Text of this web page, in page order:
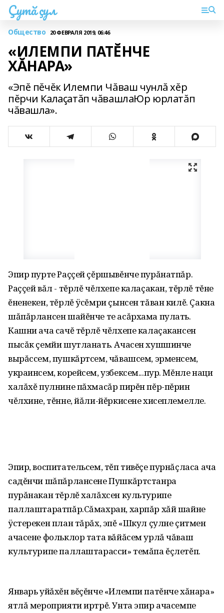
Çутă çул
Общество 20 ФЕВРАЛЯ 2019, 06:46
«ИЛЕМПИ ПАТĔНЧЕ
ХĂНАРА»
«Эпĕ пĕчĕк Илемпи Чăваш чунлă хĕр
пĕрчи Калаçатăп чăвашлаЮр юрлатăп
чăвашла».
Эпир пурте Раççей çĕршывĕнче пурăнатпăр.
Раççей вăл - тĕрлĕ чĕлхепе калаçакан‚ тĕрлĕ тĕне
ĕненекен, тĕрлĕ ÿсĕмри çынсен тăван килĕ. Çакна
шăпăрлансен шайĕнче те асăрхама пулать.
Кашни ача сачĕ тĕрлĕ чĕлхепе калаçакансен
пысăк çемйи шутланать. Ачасен хушшинче
вырăссем‚ пушкăртсем‚ чăвашсем‚ эрменсем‚
украинсем‚ корейсем‚ узбексем...пур. Мĕнле наци
халăхĕ пулнине пăхмасăр пирĕн пĕр-пĕрин
чĕлхине‚ тĕнне‚ йăли-йĕркисене хисеплемелле.
Эпир, воспитательсем, тĕп тивĕçе пурнăçласа ача
садĕнчи шăпăрлансене Пушкăртстанра
пурăнакан тĕрлĕ халăхсен культурипе
паллаштаратпăр.Сăмахран, харпăр хăй шайне
ÿстерекен план тăрăх, эпĕ «Шкул çулне çитмен
ачасене фольклор тата вăйăсем урлă чăваш
культурипе паллаштарасси» темăпа ĕçлетĕп.
Январь уйăхĕн вĕçĕнче «Илемпи патĕнче хăнара»
ятлă мероприяти иртрĕ. Унта эпир ачасемпе